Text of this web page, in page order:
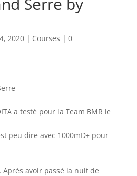
2020| Courses | 0
a testé pour la Team BMR le
peu dire avec 1000mD+ pour
avoir passé la nuit de